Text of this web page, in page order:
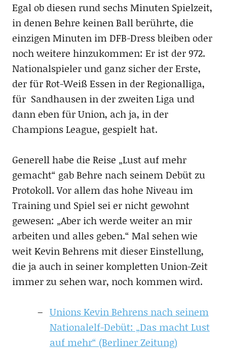
Egal ob diesen rund sechs Minuten Spielzeit,
in denen Behre keinen Ball berührte, die
einzigen Minuten im DFB-Dress bleiben oder
noch weitere hinzukommen: Er ist der 972.
Nationalspieler und ganz sicher der Erste,
der für Rot-Weiß Essen in der Regionalliga,
für Sandhausen in der zweiten Liga und
dann eben für Union, ach ja, in der
Champions League, gespielt hat.
Generell habe die Reise „Lust auf mehr
gemacht“ gab Behre nach seinem Debüt zu
Protokoll. Vor allem das hohe Niveau im
Training und Spiel sei er nicht gewohnt
gewesen: „Aber ich werde weiter an mir
arbeiten und alles geben.“ Mal sehen wie
weit Kevin Behrens mit dieser Einstellung,
die ja auch in seiner kompletten Union-Zeit
immer zu sehen war, noch kommen wird.
Unions Kevin Behrens nach seinem
Nationalelf-Debüt: „Das macht Lust
auf mehr“ (Berliner Zeitung)